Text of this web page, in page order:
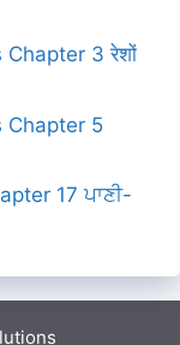
3 रेशों
Chapter 5
17 ਪਾਣੀ-